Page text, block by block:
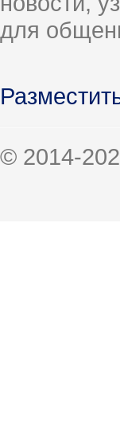
для
© 2014-